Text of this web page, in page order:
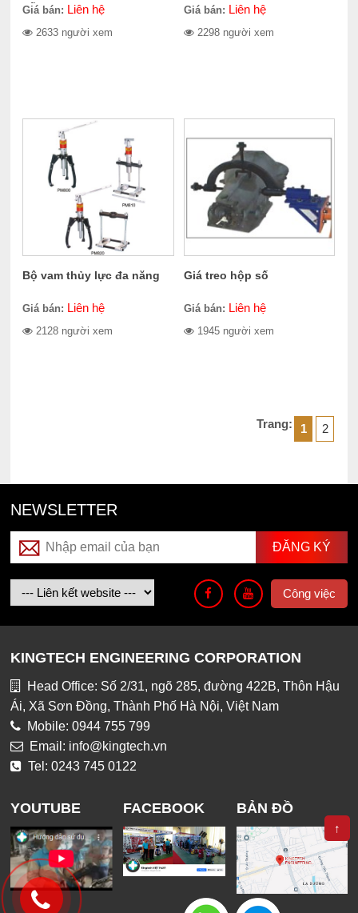
số Ceres CR-OPT3039
Giá bán: Liên hệ
2633 người xem
Giá bán: Liên hệ
2298 người xem
Bộ vam thủy lực đa năng
Giá bán: Liên hệ
2128 người xem
Giá treo hộp số
Giá bán: Liên hệ
1945 người xem
Trang: 1 2
NEWSLETTER
Công việc
KINGTECH ENGINEERING CORPORATION
Head Office: Số 2/31, ngõ 285, đường 422B, Thôn Hậu
Ái, Xã Sơn Đồng, Thành Phố Hà Nội, Việt Nam
Mobile: 0944 755 799
Email: info@kingtech.vn
Tel: 0243 745 0122
YOUTUBE FACEBOOK BẢN ĐỒ
↑